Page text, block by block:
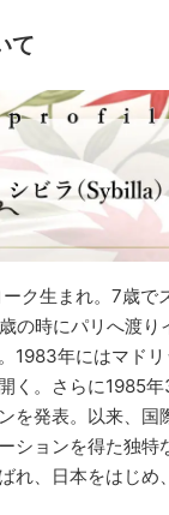
て
ク生まれ。7歳で
の時にパリへ渡
1983年にはマド
く。さらに1985
を発表。以来、国
ションを得た独特
れ、日本をはじめ